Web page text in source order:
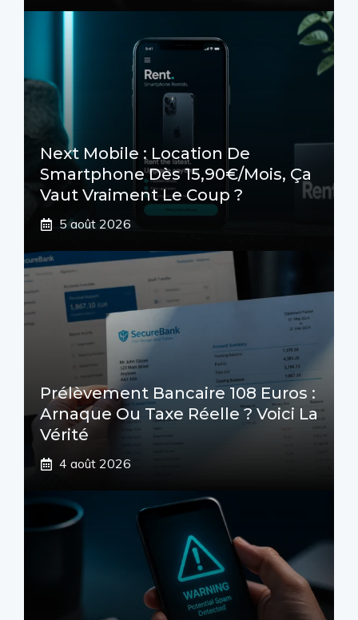
Next Mobile : Location De
Smartphone Dès 15,90€/mois, Ça
Vaut Vraiment Le Coup ?
5 août 2026
Prélèvement Bancaire 108 Euros :
Arnaque Ou Taxe Réelle ? Voici La
Vérité
4 août 2026